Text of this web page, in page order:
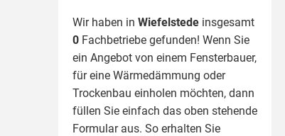
Wir haben in Wiefelstede insgesamt
0 Fachbetriebe gefunden! Wenn Sie
ein Angebot von einem Fensterbauer,
für eine Wärmedämmung oder
Trockenbau einholen möchten, dann
füllen Sie einfach das oben stehende
Formular aus. So erhalten Sie